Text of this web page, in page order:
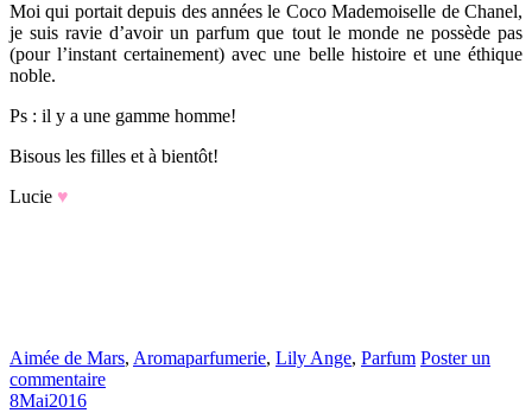
Moi qui portait depuis des années le Coco Mademoiselle de Chanel,
je suis ravie d’avoir un parfum que tout le monde ne possède pas
(pour l’instant certainement) avec une belle histoire et une éthique
noble.
Ps : il y a une gamme homme!
Bisous les filles et à bientôt!
Lucie ♥
Aimée de Mars, Aromaparfumerie, Lily Ange, Parfum Poster un
commentaire
8Mai2016